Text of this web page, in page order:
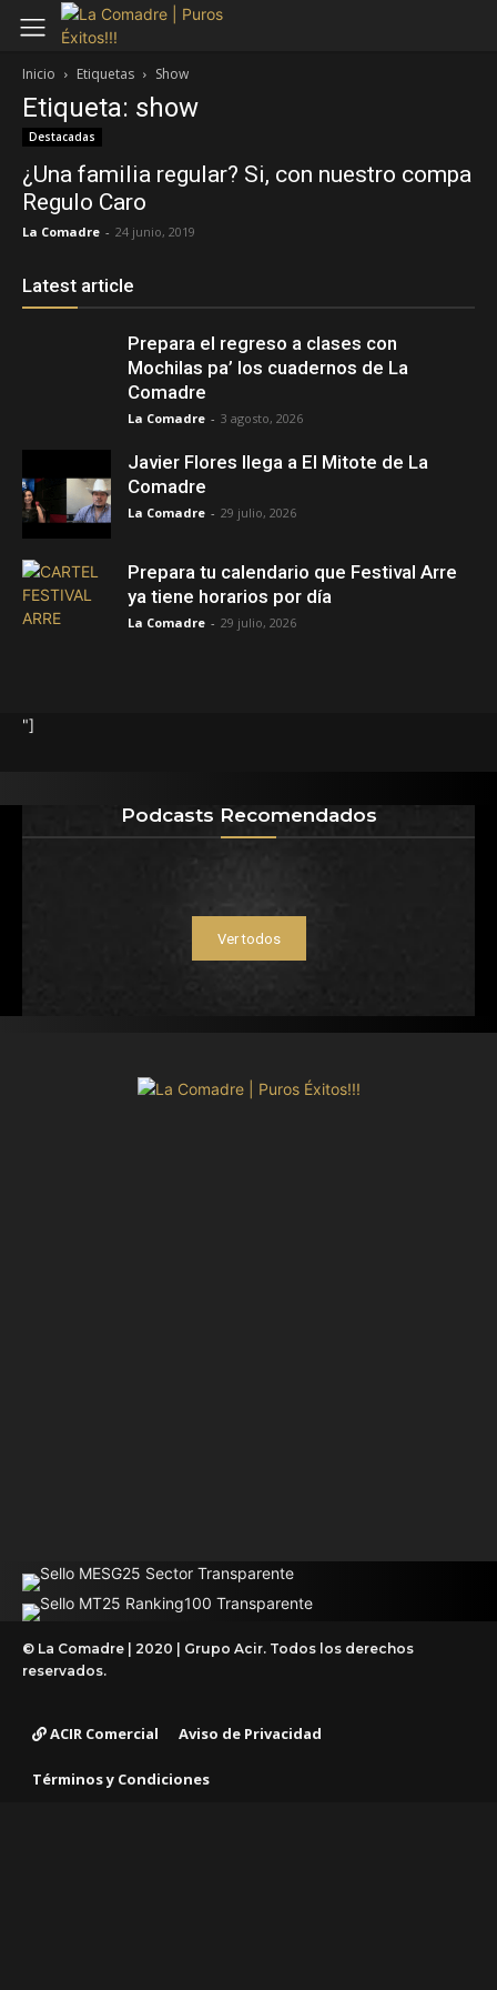
Inicio Etiquetas Show
Etiqueta: show
Destacadas
¿Una familia regular? Si, con nuestro compa
Regulo Caro
La Comadre - 24 junio, 2019
Latest article
Prepara el regreso a clases con
Mochilas pa’ los cuadernos de La
Comadre
La Comadre - 3 agosto, 2026
Javier Flores llega a El Mitote de La
Comadre
La Comadre - 29 julio, 2026
Prepara tu calendario que Festival Arre
ya tiene horarios por día
La Comadre - 29 julio, 2026
"]
Podcasts Recomendados
Ver todos
© La Comadre | 2020 | Grupo Acir. Todos los derechos
reservados.
ACIR Comercial Aviso de Privacidad
Términos y Condiciones